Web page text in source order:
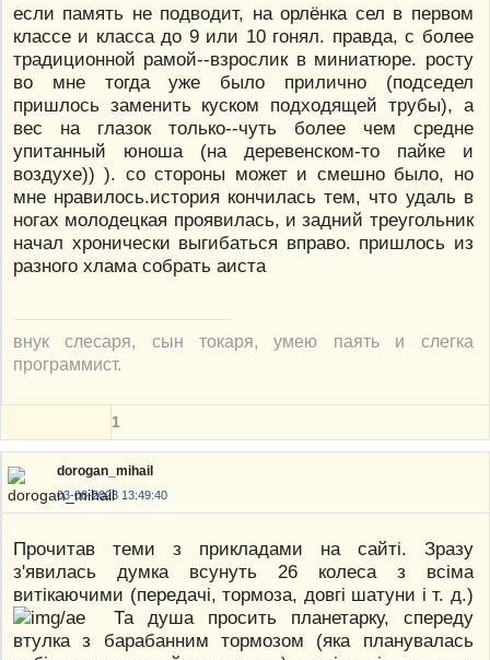
если память не подводит, на орлёнка сел в первом
классе и класса до 9 или 10 гонял. правда, с более
традиционной рамой--взрослик в миниатюре. росту
во мне тогда уже было прилично (подседел
пришлось заменить куском подходящей трубы), а
вес на глазок только--чуть более чем средне
упитанный юноша (на деревенском-то пайке и
воздухе)) ). со стороны может и смешно было, но
мне нравилось.история кончилась тем, что удаль в
ногах молодецкая проявилась, и задний треугольник
начал хронически выгибаться вправо. пришлось из
разного хлама собрать аиста
внук слесаря, сын токаря, умею паять и слегка
программист.
1
dorogan_mihail
03-08-2023 13:49:40
Прочитав теми з прикладами на сайті. Зразу
з'явилась думка всунуть 26 колеса з всіма
витікаючими (передачі, тормоза, довгі шатуни і т. д.)
Та душа просить планетарку, спереду
втулка з барабанним тормозом (яка планувалась